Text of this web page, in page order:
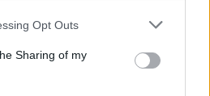
app uses one or more Google
behaviour. You may click to
and its third-party tags to
purposes in below Google
Opt Outs
Sharing of my